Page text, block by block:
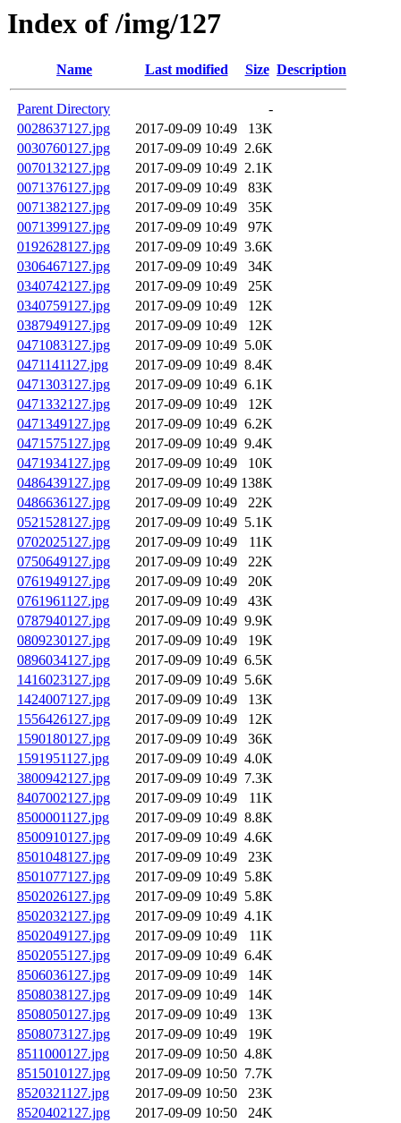
Index of /img/127
Name Last modified Size Description
Parent Directory
-
0028637127.jpg
2017-09-09 10:49
13K
0030760127.jpg
2017-09-09 10:49 2.6K
0070132127.jpg
2017-09-09 10:49 2.1K
0071376127.jpg
2017-09-09 10:49
83K
0071382127.jpg
2017-09-09 10:49
35K
0071399127.jpg
2017-09-09 10:49
97K
0192628127.jpg
2017-09-09 10:49 3.6K
0306467127.jpg
2017-09-09 10:49
34K
0340742127.jpg
2017-09-09 10:49
25K
0340759127.jpg
2017-09-09 10:49
12K
0387949127.jpg
2017-09-09 10:49
12K
0471083127.jpg
2017-09-09 10:49 5.0K
0471141127.jpg
2017-09-09 10:49 8.4K
0471303127.jpg
2017-09-09 10:49 6.1K
0471332127.jpg
2017-09-09 10:49
12K
0471349127.jpg
2017-09-09 10:49 6.2K
0471575127.jpg
2017-09-09 10:49 9.4K
0471934127.jpg
2017-09-09 10:49
10K
0486439127.jpg
2017-09-09 10:49 138K
0486636127.jpg
2017-09-09 10:49
22K
0521528127.jpg
2017-09-09 10:49 5.1K
0702025127.jpg
2017-09-09 10:49
11K
0750649127.jpg
2017-09-09 10:49
22K
0761949127.jpg
2017-09-09 10:49
20K
0761961127.jpg
2017-09-09 10:49
43K
0787940127.jpg
2017-09-09 10:49 9.9K
0809230127.jpg
2017-09-09 10:49
19K
0896034127.jpg
2017-09-09 10:49 6.5K
1416023127.jpg
2017-09-09 10:49 5.6K
1424007127.jpg
2017-09-09 10:49
13K
1556426127.jpg
2017-09-09 10:49
12K
1590180127.jpg
2017-09-09 10:49
36K
1591951127.jpg
2017-09-09 10:49 4.0K
3800942127.jpg
2017-09-09 10:49 7.3K
8407002127.jpg
2017-09-09 10:49
11K
8500001127.jpg
2017-09-09 10:49 8.8K
8500910127.jpg
2017-09-09 10:49 4.6K
8501048127.jpg
2017-09-09 10:49
23K
8501077127.jpg
2017-09-09 10:49 5.8K
8502026127.jpg
2017-09-09 10:49 5.8K
8502032127.jpg
2017-09-09 10:49 4.1K
8502049127.jpg
2017-09-09 10:49
11K
8502055127.jpg
2017-09-09 10:49 6.4K
8506036127.jpg
2017-09-09 10:49
14K
8508038127.jpg
2017-09-09 10:49
14K
8508050127.jpg
2017-09-09 10:49
13K
8508073127.jpg
2017-09-09 10:49
19K
8511000127.jpg
2017-09-09 10:50 4.8K
8515010127.jpg
2017-09-09 10:50 7.7K
8520321127.jpg
2017-09-09 10:50
23K
8520402127.jpg
2017-09-09 10:50
24K